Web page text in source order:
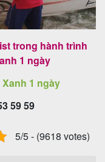
trong hành trình
1 ngày
1 ngày
59 59
5/5 - (9618 votes)